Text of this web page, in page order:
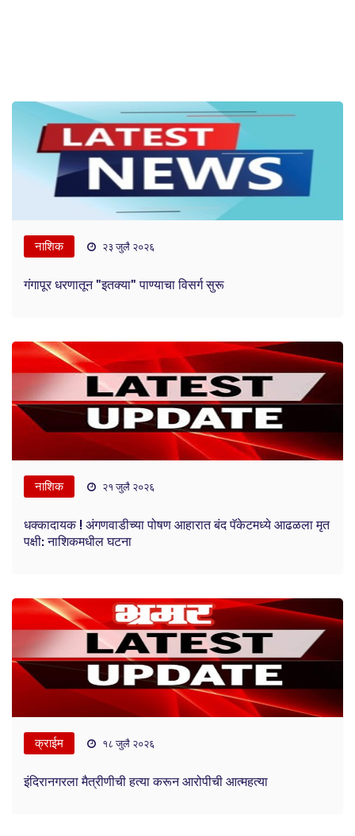
नाशिक २३ जुलै २०२६
गंगापूर धरणातून "इतक्या" पाण्याचा विसर्ग सुरू
नाशिक २१ जुलै २०२६
धक्कादायक ! अंगणवाडीच्या पोषण आहारात बंद पॅकेटमध्ये आढळला मृत
पक्षी: नाशिकमधील घटना
क्राईम १८ जुलै २०२६
इंदिरानगरला मैत्रीणीची हत्या करून आरोपीची आत्महत्या